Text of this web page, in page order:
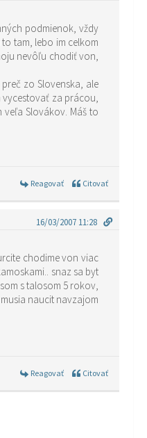
podmienok, vždy
tam, lebo im celkom
nevôľu chodiť von,
zo Slovenska, ale
vycestovať za prácou,
Slovákov. Máš to
Reagovať Citovať
16/03/2007 11:28
chodime von viac
snaz sa byt
s talosom 5 rokov,
naucit navzajom
Reagovať Citovať